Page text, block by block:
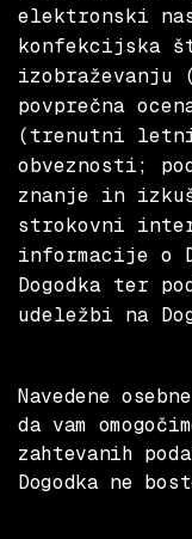
elektronski
konfekcijska
povprečna
(trenutni
obveznosti;
znanje in
strokovni
informacije o
Dogodka ter
udeležbi na
Navedene
da vam
zahtevanih
Dogodka ne